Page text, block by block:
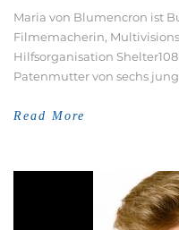
Maria von Blumencron ist
Filmemacherin,
Hilfsorganisation
Patenmutter von sechs
Read More